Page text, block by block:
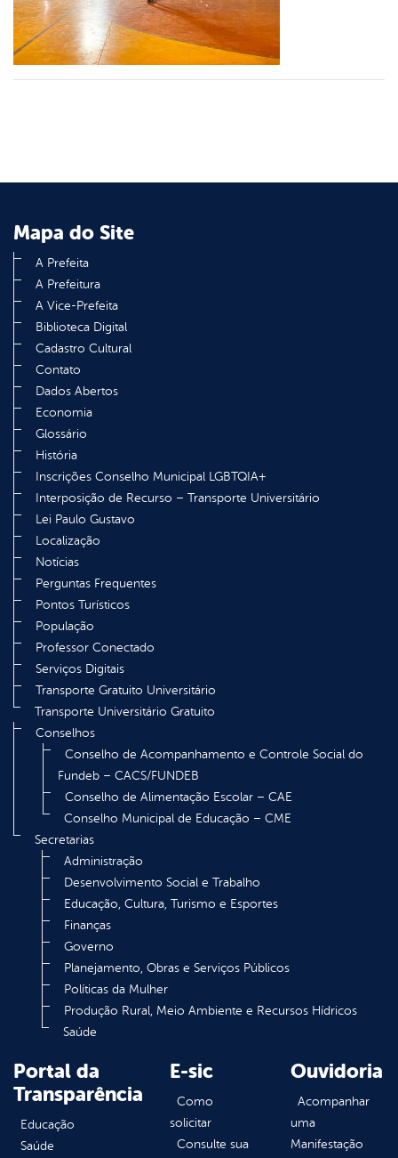
Mapa do Site
A Prefeita
A Prefeitura
A Vice-Prefeita
Biblioteca Digital
Cadastro Cultural
Contato
Dados Abertos
Economia
Glossário
História
Inscrições Conselho Municipal LGBTQIA+
Interposição de Recurso – Transporte Universitário
Lei Paulo Gustavo
Localização
Notícias
Perguntas Frequentes
Pontos Turísticos
População
Professor Conectado
Serviços Digitais
Transporte Gratuito Universitário
Transporte Universitário Gratuito
Conselhos
Conselho de Acompanhamento e Controle Social do
Fundeb – CACS/FUNDEB
Conselho de Alimentação Escolar – CAE
Conselho Municipal de Educação – CME
Secretarias
Administração
Desenvolvimento Social e Trabalho
Educação, Cultura, Turismo e Esportes
Finanças
Governo
Planejamento, Obras e Serviços Públicos
Políticas da Mulher
Produção Rural, Meio Ambiente e Recursos Hídricos
Saúde
Portal da
Transparência
Educação
Saúde
E-sic
Como
solicitar
Consulte sua
Ouvidoria
Acompanhar
uma
Manifestação